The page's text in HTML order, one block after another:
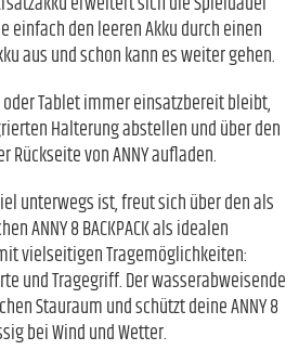
einfach den leeren Akku durch einen
aus und schon kann es weiter gehen.
Tablet immer einsatzbereit bleibt,
Halterung abstellen und über den
Rückseite von ANNY aufladen.
unterwegs ist, freut sich über den als
ANNY 8 BACKPACK als idealen
vielseitigen Tragemöglichkeiten:
und Tragegriff. Der wasserabweisende
Stauraum und schützt deine ANNY 8
bei Wind und Wetter.